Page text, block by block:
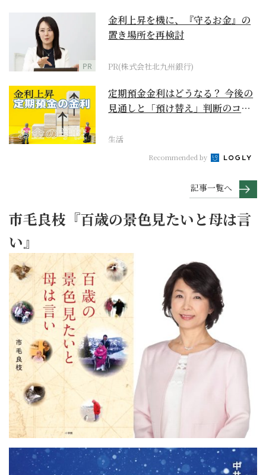
PR
金利上昇を機に、『守るお金』の
置き場所を再検討
PR(株式会社北九州銀行)
定期預金金利はどうなる？ 今後の
見通しと「預け替え」判断のコツ
生活
Recommended by
記事一覧へ
市毛良枝『百歳の景色見たいと母は言
い』